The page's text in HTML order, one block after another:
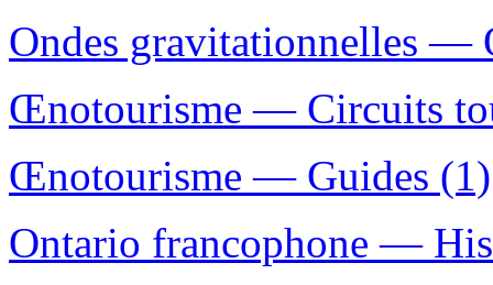
Ondes gravitationnelles —
Œnotourisme — Circuits
Œnotourisme — Guides (1)
Ontario francophone —